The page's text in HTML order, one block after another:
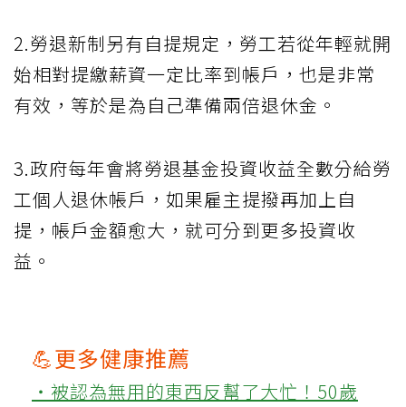
2.勞退新制另有自提規定，勞工若從年輕就開
始相對提繳薪資一定比率到帳戶，也是非常
有效，等於是為自己準備兩倍退休金。
3.政府每年會將勞退基金投資收益全數分給勞
工個人退休帳戶，如果雇主提撥再加上自
提，帳戶金額愈大，就可分到更多投資收
益。
💪更多健康推薦
‧被認為無用的東西反幫了大忙！50歲